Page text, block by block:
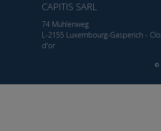
CAPITIS SARL
74 Mühlenweg
L-2155 Luxembourg-Gasperich -
d'or
©